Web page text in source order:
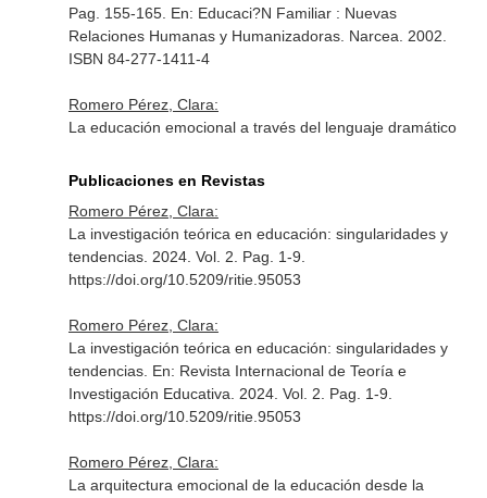
Pag. 155-165. En: Educaci?N Familiar : Nuevas
Relaciones Humanas y Humanizadoras. Narcea. 2002.
ISBN 84-277-1411-4
Romero Pérez, Clara:
La educación emocional a través del lenguaje dramático
Publicaciones en Revistas
Romero Pérez, Clara:
La investigación teórica en educación: singularidades y
tendencias. 2024. Vol. 2. Pag. 1-9.
https://doi.org/10.5209/ritie.95053
Romero Pérez, Clara:
La investigación teórica en educación: singularidades y
tendencias. En: Revista Internacional de Teoría e
Investigación Educativa . 2024. Vol. 2. Pag. 1-9.
https://doi.org/10.5209/ritie.95053
Romero Pérez, Clara:
La arquitectura emocional de la educación desde la